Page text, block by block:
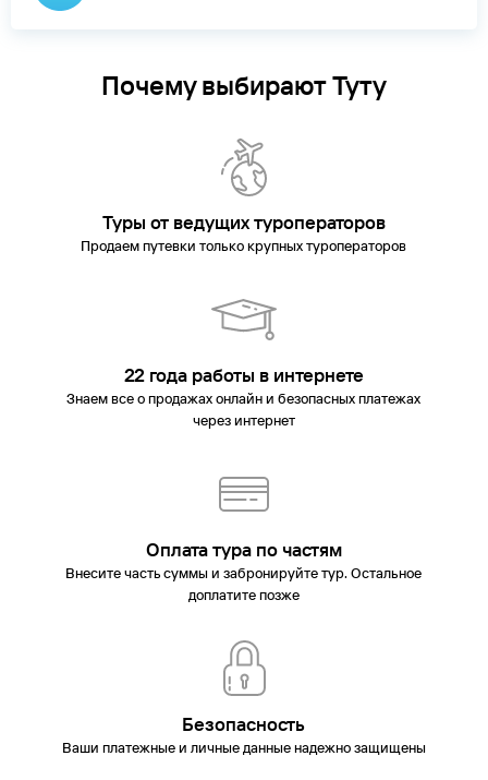
Почему выбирают Туту
Туры от ведущих туроператоров
Продаем путевки только крупных туроператоров
22 года работы в интернете
Знаем все о продажах онлайн и безопасных платежах
через интернет
Оплата тура по частям
Внесите часть суммы и забронируйте тур. Остальное
доплатите позже
Безопасность
Ваши платежные и личные данные надежно защищены